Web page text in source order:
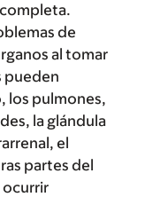
de
al tomar
pueden
los pulmones,
la glándula
el
partes del
ocurrir